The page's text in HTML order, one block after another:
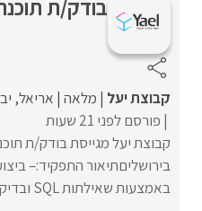
בודק/ת
קבוצת יעל מלאה אריאל
פורסם לפני 21 שעות
קבוצת יעל מגייסת בודק/ת
באמצעות שאילתות SQL ובדיקת מערכת Web.– ...